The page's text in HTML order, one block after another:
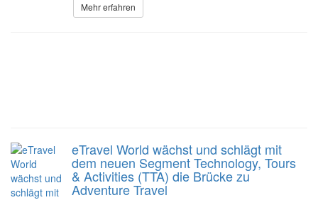
Mehr erfahren
eTravel World wächst und schlägt mit
dem neuen Segment Technology, Tours
& Activities (TTA) die Brücke zu
Adventure Travel